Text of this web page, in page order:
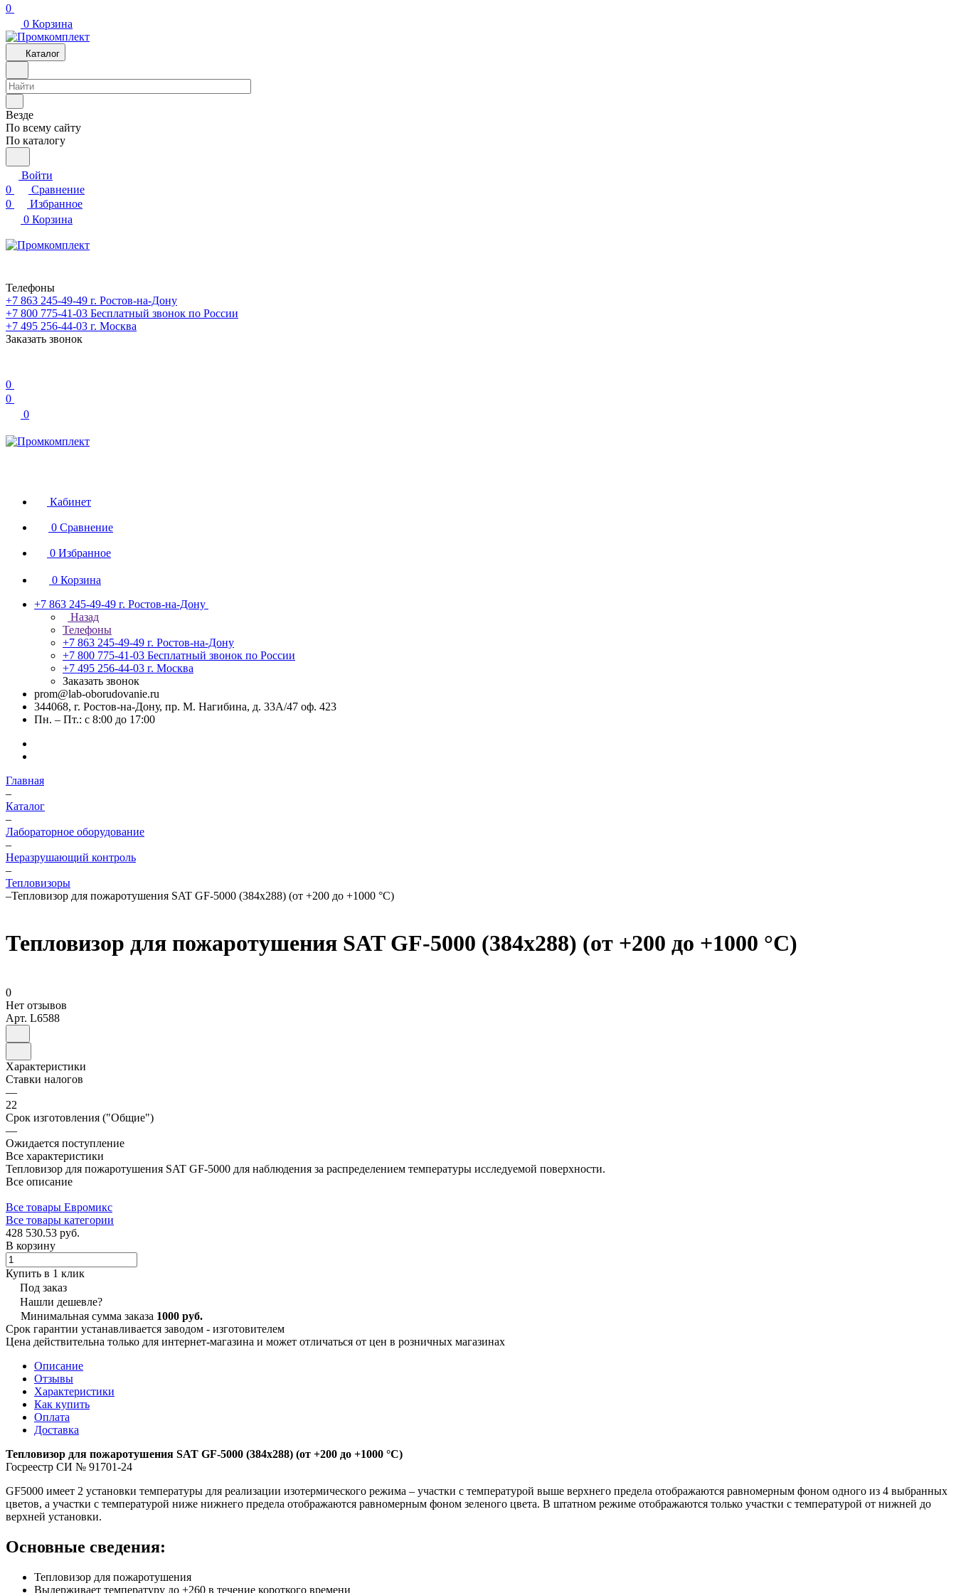
0
0 Корзина
Каталог
Везде
По всему сайту
По каталогу
Войти
0
Сравнение
0
Избранное
0 Корзина
Телефоны
+7 863 245-49-49 г. Ростов-на-Дону
+7 800 775-41-03 Бесплатный звонок по России
+7 495 256-44-03 г. Москва
Заказать звонок
0
0
0
Кабинет
0 Сравнение
0 Избранное
0 Корзина
+7 863 245-49-49 г. Ростов-на-Дону
Назад
Телефоны
+7 863 245-49-49 г. Ростов-на-Дону
+7 800 775-41-03 Бесплатный звонок по России
+7 495 256-44-03 г. Москва
Заказать звонок
prom@lab-oborudovanie.ru
344068, г. Ростов-на-Дону, пр. М. Нагибина, д. 33А/47 оф. 423
Пн. – Пт.: с 8:00 до 17:00
Главная
–
Каталог
–
Лабораторное оборудование
–
Неразрушающий контроль
–
Тепловизоры
–Тепловизор для пожаротушения SAT GF-5000 (384х288) (от +200 до +1000 °C)
Тепловизор для пожаротушения SAT GF-5000 (384х288) (от +200 до +1000 °C)
0
Нет отзывов
Арт. L6588
Характеристики
Ставки налогов
—
22
Срок изготовления ("Общие")
—
Ожидается поступление
Все характеристики
Тепловизор для пожаротушения SAT GF-5000 для наблюдения за распределением температуры исследуемой поверхности.
Все описание
Все товары Евромикс
Все товары категории
428 530.53 руб.
В корзину
Купить в 1 клик
Под заказ
Нашли дешевле?
Минимальная сумма заказа 1000 руб.
Срок гарантии устанавливается заводом - изготовителем
Цена действительна только для интернет-магазина и может отличаться от цен в розничных магазинах
Описание
Отзывы
Характеристики
Как купить
Оплата
Доставка
Тепловизор для пожаротушения SAT GF-5000 (384х288) (от +200 до +1000 °C)
Госреестр СИ № 91701-24
GF5000 имеет 2 установки температуры для реализации изотермического режима – участки с температурой выше верхнего предела отображаются равномерным фоном одного из 4 выбранных
цветов, а участки с температурой ниже нижнего предела отображаются равномерным фоном зеленого цвета. В штатном режиме отображаются только участки с температурой от нижней до
верхней установки.
Основные сведения:
Тепловизор для пожаротушения
Выдерживает температуру до +260 в течение короткого времени